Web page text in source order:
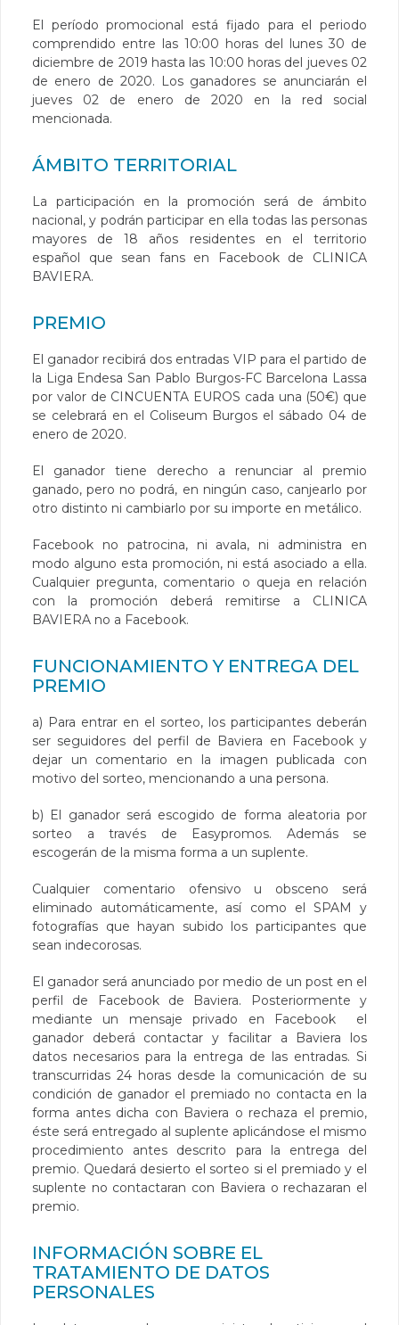
El período promocional está fijado para el periodo
comprendido entre las 10:00 horas del lunes 30 de
diciembre de 2019 hasta las 10:00 horas del jueves 02
de enero de 2020. Los ganadores se anunciarán el
jueves 02 de enero de 2020 en la red social
mencionada.
ÁMBITO TERRITORIAL
La participación en la promoción será de ámbito
nacional, y podrán participar en ella todas las personas
mayores de 18 años residentes en el territorio
español que sean fans en Facebook de CLINICA
BAVIERA.
PREMIO
El ganador recibirá dos entradas VIP para el partido de
la Liga Endesa San Pablo Burgos-FC Barcelona Lassa
por valor de CINCUENTA EUROS cada una (50€) que
se celebrará en el Coliseum Burgos el sábado 04 de
enero de 2020.
El ganador tiene derecho a renunciar al premio
ganado, pero no podrá, en ningún caso, canjearlo por
otro distinto ni cambiarlo por su importe en metálico.
Facebook no patrocina, ni avala, ni administra en
modo alguno esta promoción, ni está asociado a ella.
Cualquier pregunta, comentario o queja en relación
con la promoción deberá remitirse a CLINICA
BAVIERA no a Facebook.
FUNCIONAMIENTO Y ENTREGA DEL
PREMIO
a) Para entrar en el sorteo, los participantes deberán
ser seguidores del perfil de Baviera en Facebook y
dejar un comentario en la imagen publicada con
motivo del sorteo, mencionando a una persona.
b) El ganador será escogido de forma aleatoria por
sorteo a través de Easypromos. Además se
escogerán de la misma forma a un suplente.
Cualquier comentario ofensivo u obsceno será
eliminado automáticamente, así como el SPAM y
fotografías que hayan subido los participantes que
sean indecorosas.
El ganador será anunciado por medio de un post en el
perfil de Facebook de Baviera. Posteriormente y
mediante un mensaje privado en Facebook el
ganador deberá contactar y facilitar a Baviera los
datos necesarios para la entrega de las entradas. Si
transcurridas 24 horas desde la comunicación de su
condición de ganador el premiado no contacta en la
forma antes dicha con Baviera o rechaza el premio,
éste será entregado al suplente aplicándose el mismo
procedimiento antes descrito para la entrega del
premio. Quedará desierto el sorteo si el premiado y el
suplente no contactaran con Baviera o rechazaran el
premio.
INFORMACIÓN SOBRE EL
TRATAMIENTO DE DATOS
PERSONALES